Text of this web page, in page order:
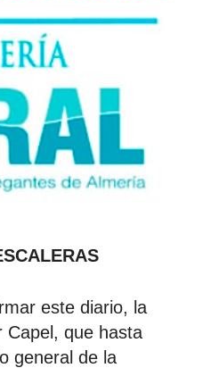
este diario, la
Capel, que hasta
general de la